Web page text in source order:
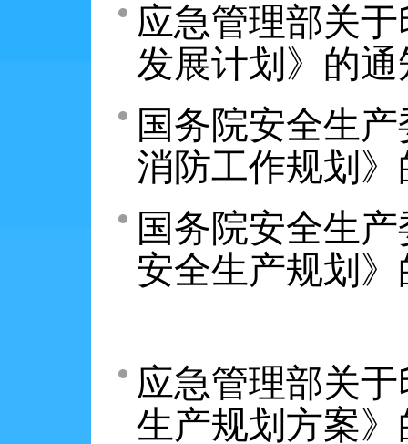
应急管理部关
发展计划》的通
国务院安全生
消防工作规划
国务院安全生
安全生产规划
应急管理部关
生产规划方案